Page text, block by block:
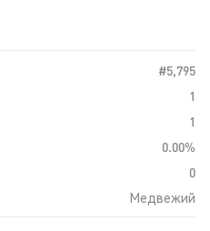
#5,795
1
1
0.00%
0
Медвежий